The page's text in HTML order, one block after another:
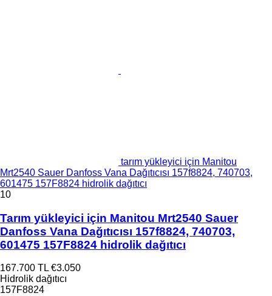
tarım yükleyici için Manitou
Mrt2540 Sauer Danfoss Vana Dağıtıcısı 157f8824, 740703,
601475 157F8824 hidrolik dağıtıcı
10
Tarım yükleyici için Manitou Mrt2540 Sauer
Danfoss Vana Dağıtıcısı 157f8824, 740703,
601475 157F8824 hidrolik dağıtıcı
167.700 TL €3.050
Hidrolik dağıtıcı
157F8824